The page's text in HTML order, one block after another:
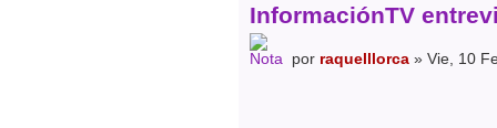
InformaciónTV
por raquelllorca » Vie, 10